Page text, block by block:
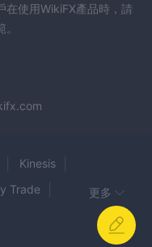
在使用WikiFX產品時，請
Kinesis
Trade
更多